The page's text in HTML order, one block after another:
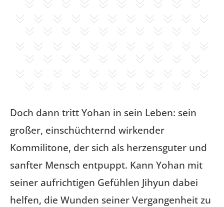
Doch dann tritt Yohan in sein Leben: sein
großer, einschüchternd wirkender
Kommilitone, der sich als herzensguter und
sanfter Mensch entpuppt. Kann Yohan mit
seiner aufrichtigen Gefühlen Jihyun dabei
helfen, die Wunden seiner Vergangenheit zu